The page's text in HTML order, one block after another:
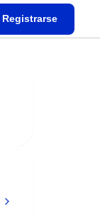
Registrarse